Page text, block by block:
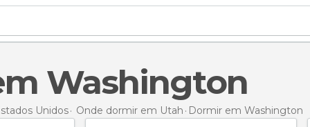
Washington
Unidos Onde dormir em Utah Dormir em Washington